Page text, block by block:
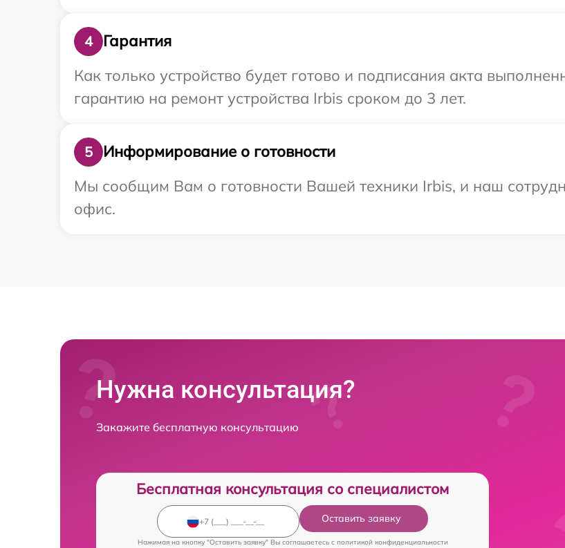
4
Гарантия
Как только устройство будет готово и подписания акта
гарантию на ремонт устройства Irbis сроком до 3 лет.
5
Информирование о готовности
Мы сообщим Вам о готовности Вашей техники Irbis, и наш
офис.
Нужна консультация?
Закажите бесплатную консультацию
Бесплатная консультация со специалистом
Оставить заявку
Нажимая на кнопку "Оставить заявку" Вы соглашаетесь c политикой конфиденциальности